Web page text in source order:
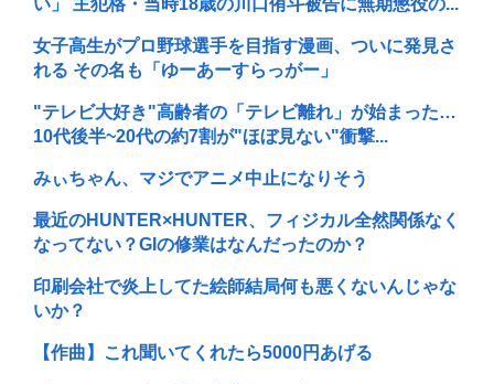
い」 主犯格・当時18歳の川口侑斗被告に無期懲役の...
女子高生がプロ野球選手を目指す漫画、ついに発見さ
れる その名も「ゆーあーすらっがー」
"テレビ大好き"高齢者の「テレビ離れ」が始まった…
10代後半~20代の約7割が"ほぼ見ない"衝撃...
みぃちゃん、マジでアニメ中止になりそう
最近のHUNTER×HUNTER、フィジカル全然関係なく
なってない？GIの修業はなんだったのか？
印刷会社で炎上してた絵師結局何も悪くないんじゃな
いか？
【作曲】これ聞いてくれたら5000円あげる